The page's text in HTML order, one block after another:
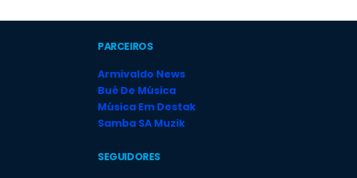
PARCEIROS
Armivaldo News
Bué De Música
Música Em Destak
Samba SA Muzik
SEGUIDORES